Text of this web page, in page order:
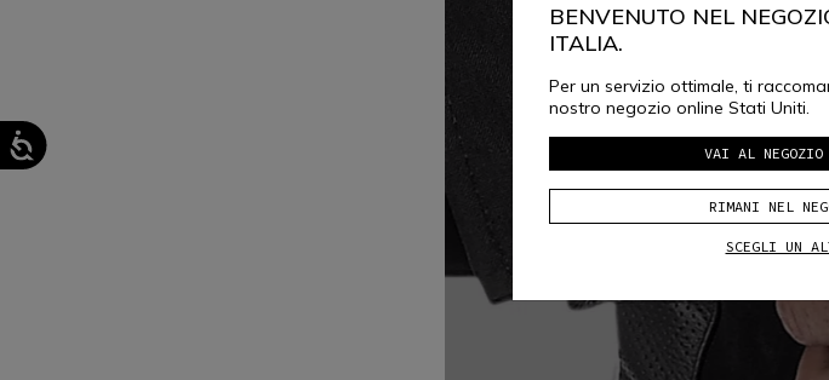
BENVENUTO NEL
ITALIA.
Per un servizio ottimale, ti
nostro negozio online Stati Uniti.
VAI AL
RIMANI NEL
SCEGLI UN